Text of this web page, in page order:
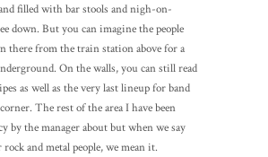
filled with bar stools and nigh-on-
down. But you can imagine the people
there from the train station above for a
On the walls, you can still read
as well as the very last lineup for band
The rest of the area I have been
by the manager about but when we say
and metal people, we mean it.